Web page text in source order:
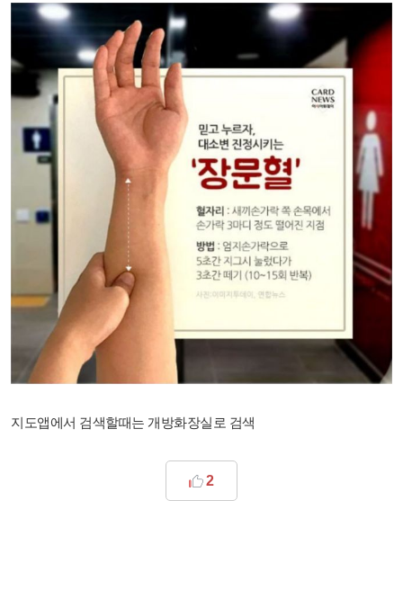
지도앱에서 검색할때는 개방화장실로 검색
2